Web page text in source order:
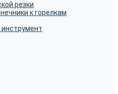
резки
к горелкам